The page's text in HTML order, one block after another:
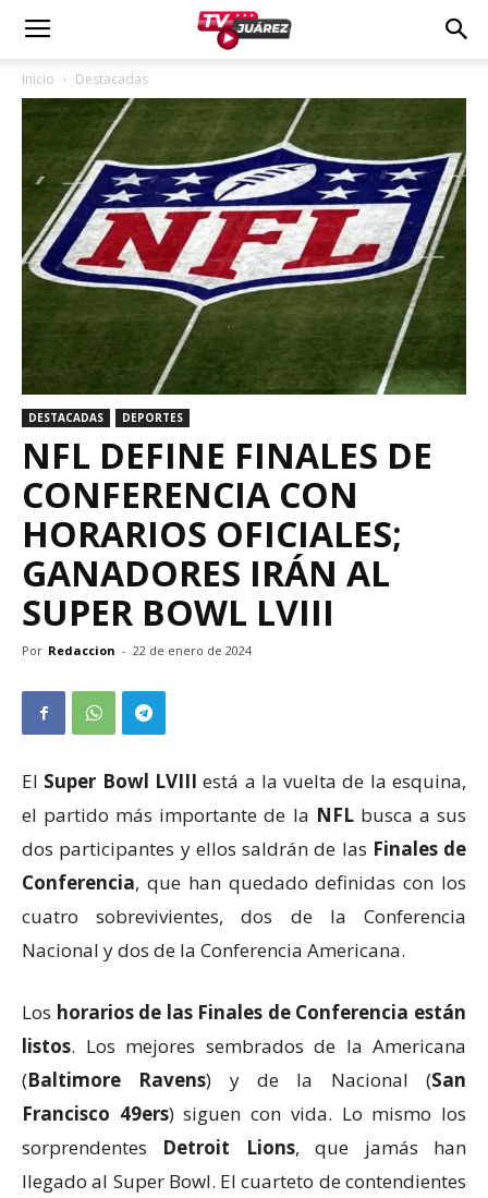
Inicio Destacadas
DESTACADAS DEPORTES
NFL DEFINE FINALES DE
CONFERENCIA CON
HORARIOS OFICIALES;
GANADORES IRÁN AL
SUPER BOWL LVIII
Por Redaccion - 22 de enero de 2024
El Super Bowl LVIII está a la vuelta de la esquina,
el partido más importante de la NFL busca a sus
dos participantes y ellos saldrán de las Finales de
Conferencia, que han quedado definidas con los
cuatro sobrevivientes, dos de la Conferencia
Nacional y dos de la Conferencia Americana.
Los horarios de las Finales de Conferencia están
listos. Los mejores sembrados de la Americana
(Baltimore Ravens) y de la Nacional (San
Francisco 49ers) siguen con vida. Lo mismo los
sorprendentes Detroit Lions, que jamás han
llegado al Super Bowl. El cuarteto de contendientes